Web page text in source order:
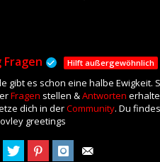
Fragen Hilft außergewöhnlich
gibt es schon eine halbe
Fragen stellen &Antworten
dich in derCommunity. Du
greetings